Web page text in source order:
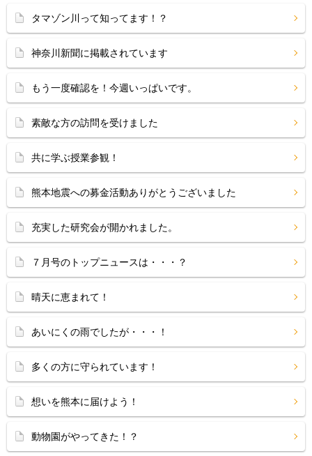
タマゾン川って知ってます！？
神奈川新聞に掲載されています
もう一度確認を！今週いっぱいです。
素敵な方の訪問を受けました
共に学ぶ授業参観！
熊本地震への募金活動ありがとうございました
充実した研究会が開かれました。
７月号のトップニュースは・・・？
晴天に恵まれて！
あいにくの雨でしたが・・・！
多くの方に守られています！
想いを熊本に届けよう！
動物園がやってきた！？